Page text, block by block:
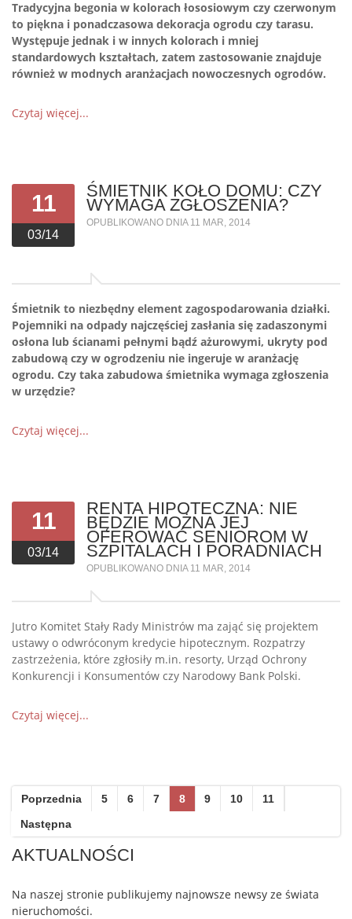
Tradycyjna begonia w kolorach łososiowym czy czerwonym
to piękna i ponadczasowa dekoracja ogrodu czy tarasu.
Występuje jednak i w innych kolorach i mniej
standardowych kształtach, zatem zastosowanie znajduje
również w modnych aranżacjach nowoczesnych ogrodów.
Czytaj więcej...
11
03/14
ŚMIETNIK KOŁO DOMU: CZY
WYMAGA ZGŁOSZENIA?
OPUBLIKOWANO DNIA 11 MAR, 2014
Śmietnik to niezbędny element zagospodarowania działki.
Pojemniki na odpady najczęściej zasłania się zadaszonymi
osłona lub ścianami pełnymi bądź ażurowymi, ukryty pod
zabudową czy w ogrodzeniu nie ingeruje w aranżację
ogrodu. Czy taka zabudowa śmietnika wymaga zgłoszenia
w urzędzie?
Czytaj więcej...
11
03/14
RENTA HIPOTECZNA: NIE
BĘDZIE MOŻNA JEJ
OFEROWAĆ SENIOROM W
SZPITALACH I PORADNIACH
OPUBLIKOWANO DNIA 11 MAR, 2014
Jutro Komitet Stały Rady Ministrów ma zająć się projektem
ustawy o odwróconym kredycie hipotecznym. Rozpatrzy
zastrzeżenia, które zgłosiły m.in. resorty, Urząd Ochrony
Konkurencji i Konsumentów czy Narodowy Bank Polski.
Czytaj więcej...
Poprzednia 5 6 7 8 9 10
11
Następna
AKTUALNOŚCI
Na naszej stronie publikujemy najnowsze newsy ze świata
nieruchomości.